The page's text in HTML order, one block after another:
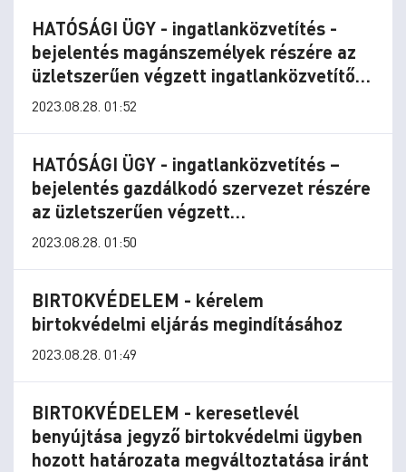
HATÓSÁGI ÜGY - ingatlanközvetítés -
bejelentés magánszemélyek részére az
üzletszerűen végzett ingatlanközvetítő,
valamint az üzletszerű ingatlanvagyon-
2023.08.28. 01:52
HATÓSÁGI ÜGY - ingatlanközvetítés –
bejelentés gazdálkodó szervezet részére
az üzletszerűen végzett
ingatlanközvetítő, valamint üzletszerű
2023.08.28. 01:50
BIRTOKVÉDELEM - kérelem
birtokvédelmi eljárás megindításához
2023.08.28. 01:49
BIRTOKVÉDELEM - keresetlevél
benyújtása jegyző birtokvédelmi ügyben
hozott határozata megváltoztatása iránt